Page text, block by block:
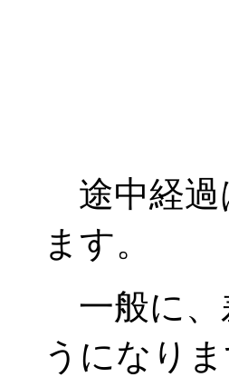
途中経過
ます。
一般に、
うになりま